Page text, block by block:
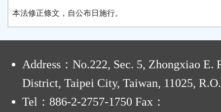
本法修正條文，自公布日施行。
Address：No.222, Sec. 5, Zhongxiao E.
District, Taipei City, Taiwan, 11025,
Tel：886-2-2757-1750 Fax：